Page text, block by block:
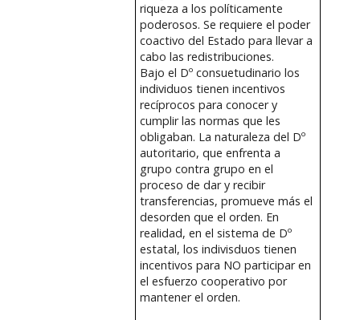
riqueza a los políticamente
poderosos. Se requiere el poder
coactivo del Estado para llevar a
cabo las redistribuciones.
Bajo el Dº consuetudinario los
individuos tienen incentivos
recíprocos para conocer y
cumplir las normas que les
obligaban. La naturaleza del Dº
autoritario, que enfrenta a
grupo contra grupo en el
proceso de dar y recibir
transferencias, promueve más el
desorden que el orden. En
realidad, en el sistema de Dº
estatal, los indivisduos tienen
incentivos para NO participar en
el esfuerzo cooperativo por
mantener el orden.